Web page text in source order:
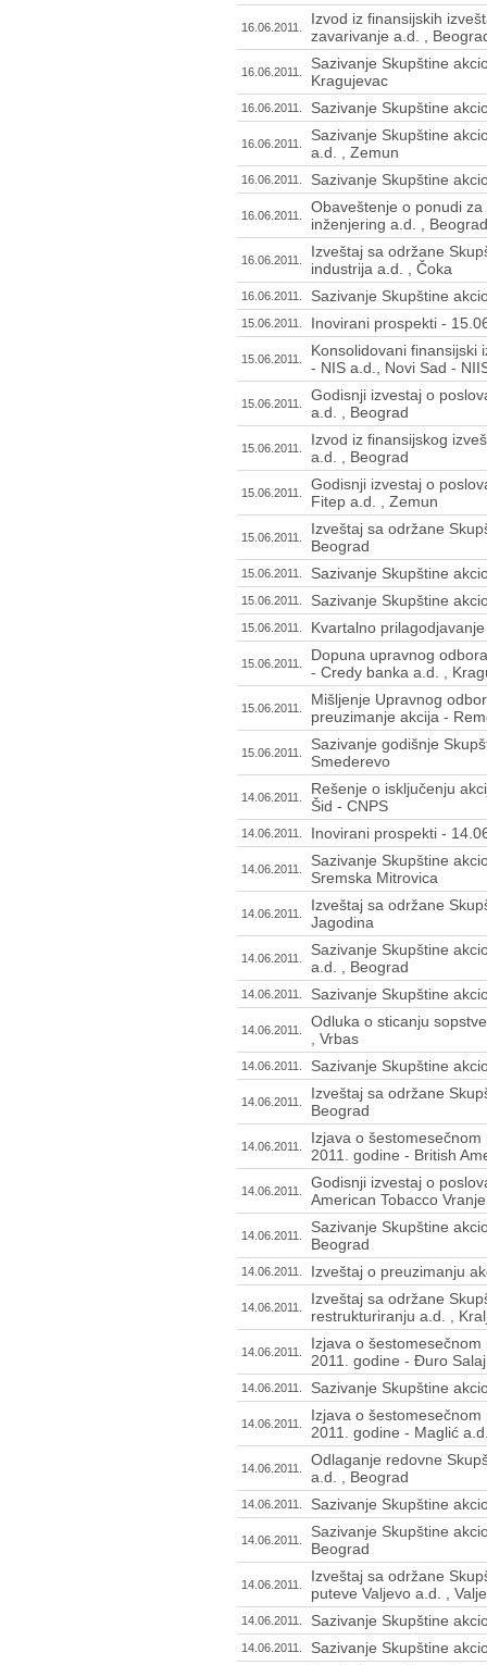
16.06.2011.
Izvod iz finansijskih
zavarivanje a.d. ,
16.06.2011.
Sazivanje Skupštine
Kragujevac
16.06.2011. Sazivanje Skupštine
16.06.2011.
Sazivanje Skupštine
a.d. , Zemun
16.06.2011. Sazivanje Skupštine
16.06.2011.
Obaveštenje o ponudi
inženjering a.d. , Beograd
16.06.2011.
Izveštaj sa održane
industrija a.d. , Čoka
16.06.2011. Sazivanje Skupštine
15.06.2011. Inovirani prospekti -
15.06.2011.
Konsolidovani finansijski
- NIS a.d., Novi Sad -
15.06.2011.
Godisnji izvestaj o
a.d. , Beograd
15.06.2011.
Izvod iz finansijskog
a.d. , Beograd
15.06.2011.
Godisnji izvestaj o
Fitep a.d. , Zemun
15.06.2011.
Izveštaj sa održane
Beograd
15.06.2011. Sazivanje Skupštine
15.06.2011. Sazivanje Skupštine
15.06.2011. Kvartalno
15.06.2011.
Dopuna upravnog
- Credy banka a.d. ,
15.06.2011.
Mišljenje Upravnog
preuzimanje akcija -
15.06.2011.
Sazivanje godišnje
Smederevo
14.06.2011.
Rešenje o isključenju
Šid - CNPS
14.06.2011. Inovirani prospekti -
14.06.2011.
Sazivanje Skupštine
Sremska Mitrovica
14.06.2011.
Izveštaj sa održane
Jagodina
14.06.2011.
Sazivanje Skupštine
a.d. , Beograd
14.06.2011. Sazivanje Skupštine
14.06.2011.
Odluka o sticanju
, Vrbas
14.06.2011. Sazivanje Skupštine
14.06.2011.
Izveštaj sa održane
Beograd
14.06.2011.
Izjava o
2011. godine - British
14.06.2011.
Godisnji izvestaj o
American Tobacco
14.06.2011.
Sazivanje Skupštine
Beograd
14.06.2011. Izveštaj o preuzimanju
14.06.2011.
Izveštaj sa održane
restrukturiranju a.d. ,
14.06.2011.
Izjava o
2011. godine - Đuro
14.06.2011. Sazivanje Skupštine
14.06.2011.
Izjava o
2011. godine - Maglić
14.06.2011.
Odlaganje redovne
a.d. , Beograd
14.06.2011. Sazivanje Skupštine
14.06.2011.
Sazivanje Skupštine
Beograd
14.06.2011.
Izveštaj sa održane
puteve Valjevo a.d. ,
14.06.2011. Sazivanje Skupštine
14.06.2011. Sazivanje Skupštine